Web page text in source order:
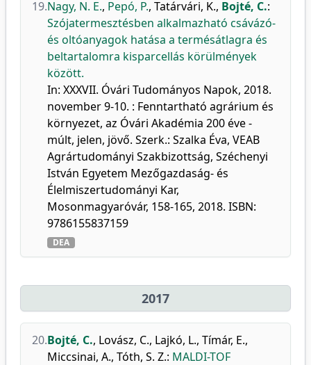
19.Nagy, N. E., Pepó, P., Tatárvári, K., Bojté, C.:
Szójatermesztésben alkalmazható csávázó-
és oltóanyagok hatása a termésátlagra és
beltartalomra kisparcellás körülmények
között.
In: XXXVII. Óvári Tudományos Napok, 2018.
november 9-10. : Fenntartható agrárium és
környezet, az Óvári Akadémia 200 éve -
múlt, jelen, jövő. Szerk.: Szalka Éva, VEAB
Agrártudományi Szakbizottság, Széchenyi
István Egyetem Mezőgazdaság- és
Élelmiszertudományi Kar,
Mosonmagyaróvár, 158-165, 2018. ISBN:
9786155837159
DEA
2017
20.Bojté, C., Lovász, C., Lajkó, L., Tímár, E.,
Miccsinai, A., Tóth, S. Z.: MALDI-TOF